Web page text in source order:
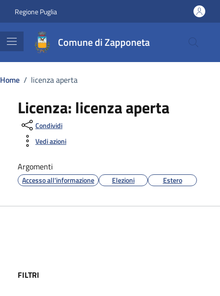
Regione Puglia
Comune di Zapponeta
Home / licenza aperta
Licenza: licenza aperta
Condividi
Vedi azioni
Argomenti
Accesso all'informazione Elezioni Estero
FILTRI